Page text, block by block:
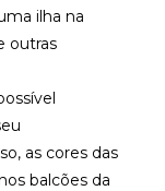
ilha na
outras
as cores das
balcões da